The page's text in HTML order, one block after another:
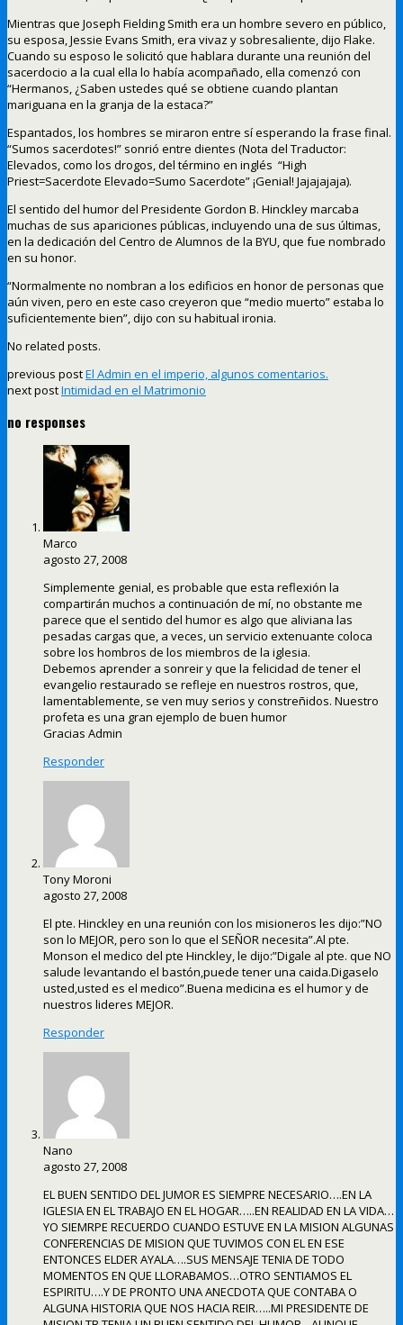
Mientras que Joseph Fielding Smith era un hombre severo en público,
su esposa, Jessie Evans Smith, era vivaz y sobresaliente, dijo Flake.
Cuando su esposo le solicitó que hablara durante una reunión del
sacerdocio a la cual ella lo había acompañado, ella comenzó con
“Hermanos, ¿Saben ustedes qué se obtiene cuando plantan
mariguana en la granja de la estaca?”
Espantados, los hombres se miraron entre sí esperando la frase final.
“Sumos sacerdotes!” sonrió entre dientes (Nota del Traductor:
Elevados, como los drogos, del término en inglés “High
Priest=Sacerdote Elevado=Sumo Sacerdote” ¡Genial! Jajajajaja).
El sentido del humor del Presidente Gordon B. Hinckley marcaba
muchas de sus apariciones públicas, incluyendo una de sus últimas,
en la dedicación del Centro de Alumnos de la BYU, que fue nombrado
en su honor.
“Normalmente no nombran a los edificios en honor de personas que
aún viven, pero en este caso creyeron que “medio muerto” estaba lo
suficientemente bien”, dijo con su habitual ironia.
No related posts.
previous postEl Admin en el imperio, algunos comentarios.
next postIntimidad en el Matrimonio
no responses
Marco
agosto 27, 2008
Simplemente genial, es probable que esta reflexión la
compartirán muchos a continuación de mí, no obstante me
parece que el sentido del humor es algo que aliviana las
pesadas cargas que, a veces, un servicio extenuante coloca
sobre los hombros de los miembros de la iglesia.
Debemos aprender a sonreir y que la felicidad de tener el
evangelio restaurado se refleje en nuestros rostros, que,
lamentablemente, se ven muy serios y constreñidos. Nuestro
profeta es una gran ejemplo de buen humor
Gracias Admin
Responder
Tony Moroni
agosto 27, 2008
El pte. Hinckley en una reunión con los misioneros les dijo:”NO
son lo MEJOR, pero son lo que el SEÑOR necesita”.Al pte.
Monson el medico del pte Hinckley, le dijo:”Digale al pte. que NO
salude levantando el bastón,puede tener una caida.Digaselo
usted,usted es el medico”.Buena medicina es el humor y de
nuestros lideres MEJOR.
Responder
Nano
agosto 27, 2008
EL BUEN SENTIDO DEL JUMOR ES SIEMPRE NECESARIO….EN LA
IGLESIA EN EL TRABAJO EN EL HOGAR…..EN REALIDAD EN LA VIDA…
YO SIEMRPE RECUERDO CUANDO ESTUVE EN LA MISION ALGUNAS
CONFERENCIAS DE MISION QUE TUVIMOS CON EL EN ESE
ENTONCES ELDER AYALA….SUS MENSAJE TENIA DE TODO
MOMENTOS EN QUE LLORABAMOS…OTRO SENTIAMOS EL
ESPIRITU….Y DE PRONTO UNA ANECDOTA QUE CONTABA O
ALGUNA HISTORIA QUE NOS HACIA REIR…..MI PRESIDENTE DE